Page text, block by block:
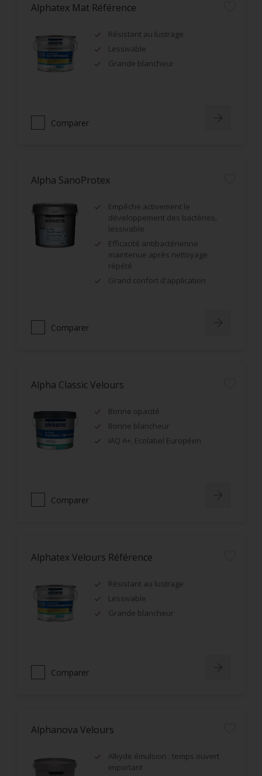
Alphatex Mat Référence
Résistant au lustrage
Lessivable
Grande blancheur
Comparer
Alpha SanoProtex
Empêche activement le
développement des bactéries,
lessivable
Efficacité antibactérienne
maintenue après nettoyage
répété
Grand confort d'application
Comparer
Alpha Classic Velours
Bonne opacité
Bonne blancheur
IAQ A+, Ecolabel Européen
Comparer
Alphatex Velours Référence
Résistant au lustrage
Lessivable
Grande blancheur
Comparer
Alphanova Velours
Alkyde émulsion : temps ouvert
important